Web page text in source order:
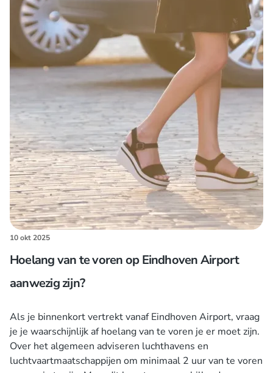
10 okt 2025
Hoelang van te voren op Eindhoven Airport
aanwezig zijn?
Als je binnenkort vertrekt vanaf Eindhoven Airport, vraag
je je waarschijnlijk af hoelang van te voren je er moet zijn.
Over het algemeen adviseren luchthavens en
luchtvaartmaatschappijen om minimaal 2 uur van te voren